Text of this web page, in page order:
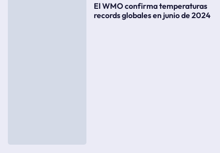
El WMO confirma temperaturas
records globales en junio de 2024